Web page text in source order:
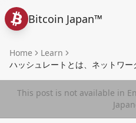
Bitcoin Japan™
Home
Learn
ハッシュレートとは、ネットワー
This post is not available in